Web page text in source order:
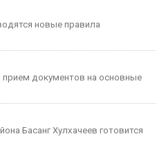
новые правила
прием документов на основные
Басанг Хулхачеев готовится